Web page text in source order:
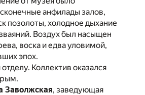
анфилады залов,
позолоты, холодное дыхание
Воздух был насыщен
воска и едва уловимой,
эпох.
Коллектив оказался
Заволжская, заведующая